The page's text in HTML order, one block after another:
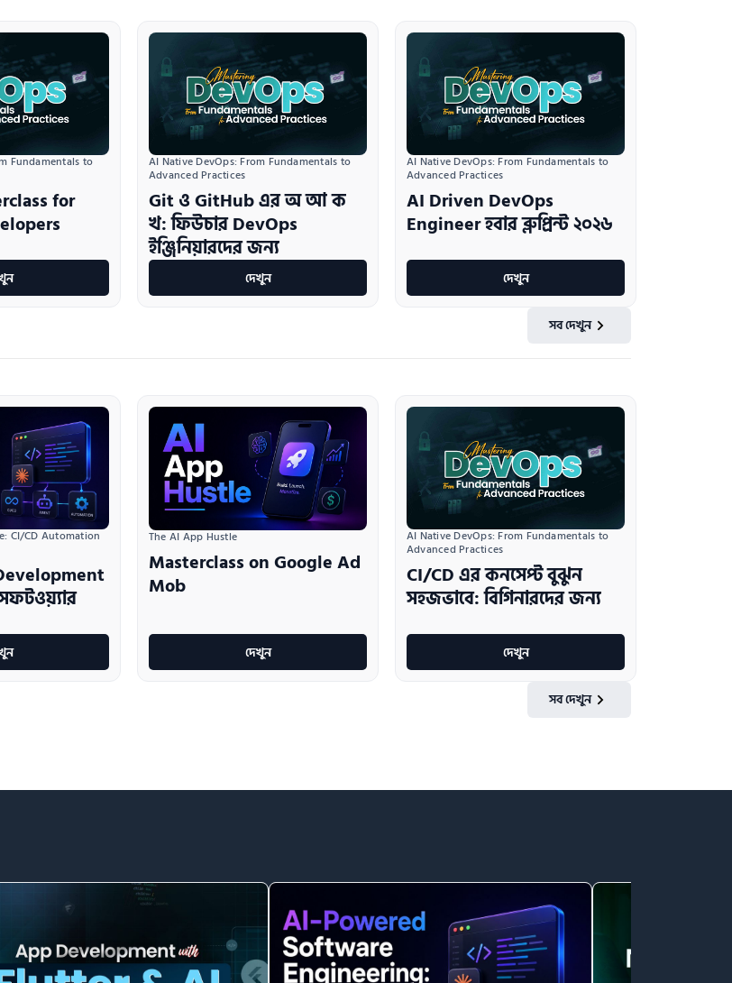
Fundamentals to
for
AI Native DevOps: From Fundamentals to
Advanced Practices
Git ও GitHub এর অ আ ক
খ: ফিউচার DevOps
ইঞ্জিনিয়ারদের জন্য
দেখুন
AI Native DevOps: From Fundamentals to
Advanced Practices
AI Driven DevOps
Engineer হবার ব্লুপ্রিন্ট ২০২৬
দেখুন
সব দেখুন
CI/CD Automation The AI App Hustle
Masterclass on Google Ad
Mob
দেখুন
AI Native DevOps: From Fundamentals to
Advanced Practices
CI/CD এর কনসেপ্ট বুঝুন
সহজভাবে: বিগিনারদের জন্য
দেখুন
সব দেখুন